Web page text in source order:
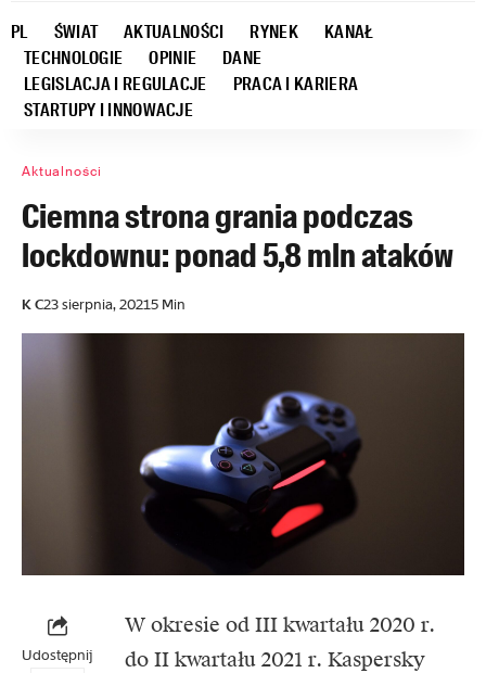
PL ŚWIAT AKTUALNOŚCI RYNEK
KANAŁ
TECHNOLOGIE
OPINIE
DANE
LEGISLACJA I REGULACJE
PRACA I KARIERA
STARTUPY I INNOWACJE
Aktualności
Ciemna strona grania podczas
lockdownu: ponad 5,8 mln ataków
K C23 sierpnia, 20215 Min
Udostępnij
W okresie od III kwartału 2020 r.
do II kwartału 2021 r. Kaspersky